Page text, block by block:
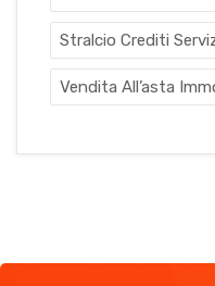
Stralcio Crediti
Vendita All’asta